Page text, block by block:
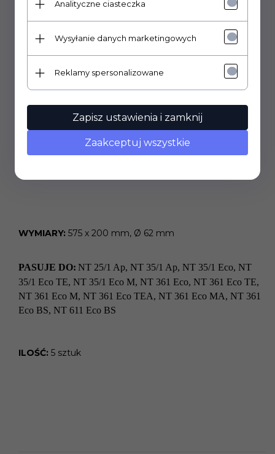
Zalety:
Wysoka jakość
Łatwe w użyciu
Pochłaniają dużo kurzu i brudu
Zapewniają czyste i zdrowe powietrze w domu.
WYMIARY: 575 x 200 mm, Ø 62 mm
PASUJE DO: NT 25/1 Ap, NT 35/1 Ap, NT 35/1 Eco, NT
35/1 Eco TE, NT 35/1 Eco M, NT 361 Eco, NT 361 Eco TE,
NT 361 Eco M, NT 361 Eco TEA, NT 361 Eco MA, NT 361
Eco BS, NT 611 Eco BS
ILOŚĆ: 5 sztuk
Analityczne ciasteczka
Wysyłanie danych marketingowych
Reklamy spersonalizowane
Zapisz ustawienia i zamknij
Zaakceptuj wszystkie